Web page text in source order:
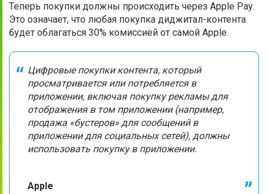
Теперь покупки должны происходить через Apple Pay.
Это означает, что любая покупка диджитал-контента
будет облагаться 30% комиссией от самой Apple.
Цифровые покупки контента, который
просматривается или потребляется в
приложении, включая покупку рекламы для
отображения в том приложении (например,
продажа «бустеров» для сообщений в
приложении для социальных сетей), должны
использовать покупку в приложении.
Apple